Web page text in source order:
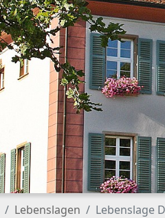
Lebenslagen Lebenslage